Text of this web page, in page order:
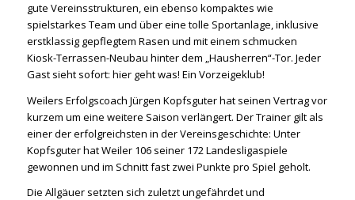
gute Vereinsstrukturen, ein ebenso kompaktes wie
spielstarkes Team und über eine tolle Sportanlage, inklusive
erstklassig gepflegtem Rasen und mit einem schmucken
Kiosk-Terrassen-Neubau hinter dem „Hausherren“-Tor. Jeder
Gast sieht sofort: hier geht was! Ein Vorzeigeklub!
Weilers Erfolgscoach Jürgen Kopfsguter hat seinen Vertrag vor
kurzem um eine weitere Saison verlängert. Der Trainer gilt als
einer der erfolgreichsten in der Vereinsgeschichte: Unter
Kopfsguter hat Weiler 106 seiner 172 Landesligaspiele
gewonnen und im Schnitt fast zwei Punkte pro Spiel geholt.
Die Allgäuer setzten sich zuletzt ungefährdet und